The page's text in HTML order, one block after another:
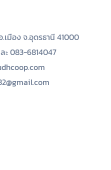
มือง จ.อุดรธานี 41000
ะ 083-6814047